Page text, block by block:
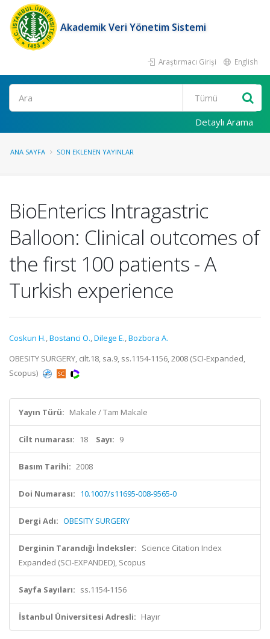
Akademik Veri Yönetim Sistemi
Araştırmacı Girişi English
Ara
Detaylı Arama
ANA SAYFA SON EKLENEN YAYINLAR
BioEnterics Intragastric
Balloon: Clinical outcomes of
the first 100 patients - A
Turkish experience
Coskun H.,Bostanci O.,Dilege E.,Bozbora A.
OBESITY SURGERY, cilt.18, sa.9, ss.1154-1156, 2008 (SCI-Expanded,
Scopus)
Yayın Türü: Makale / Tam Makale
Cilt numarası: 18 Sayı: 9
Basım Tarihi: 2008
Doi Numarası: 10.1007/s11695-008-9565-0
Dergi Adı: OBESITY SURGERY
Derginin Tarandığı İndeksler: Science Citation Index
Expanded (SCI-EXPANDED), Scopus
Sayfa Sayıları: ss.1154-1156
İstanbul Üniversitesi Adresli: Hayır